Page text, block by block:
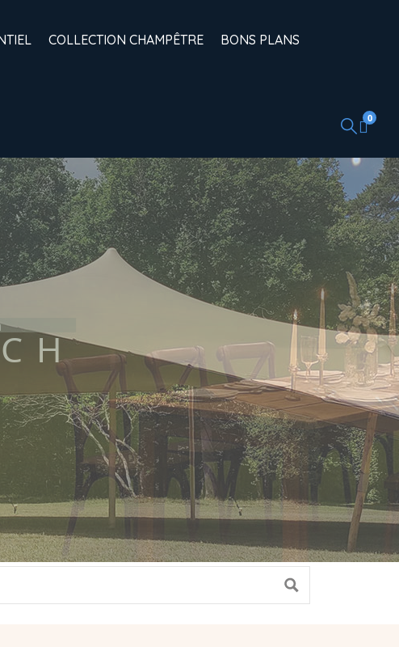
COLLECTION CHAMPÊTRE BONS PLANS
0